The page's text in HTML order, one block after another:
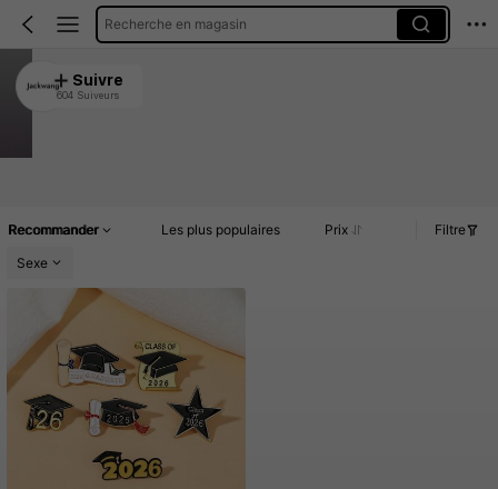
Recherche en magasin
Jackwang
4.90
Suivre
604 Suiveurs
Recommander Les plus populaires Prix
Filtre
Sexe